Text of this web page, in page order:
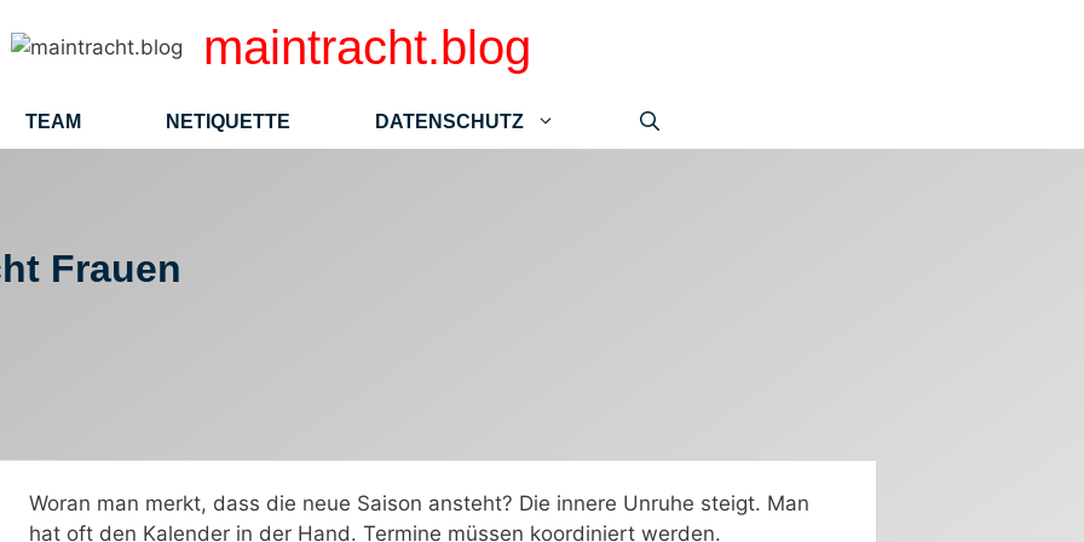
maintracht.blog
TEAM NETIQUETTE DATENSCHUTZ
Frauen
Woran man merkt, dass die neue Saison ansteht? Die innere Unruhe steigt. Man
hat oft den Kalender in der Hand. Termine müssen koordiniert werden.